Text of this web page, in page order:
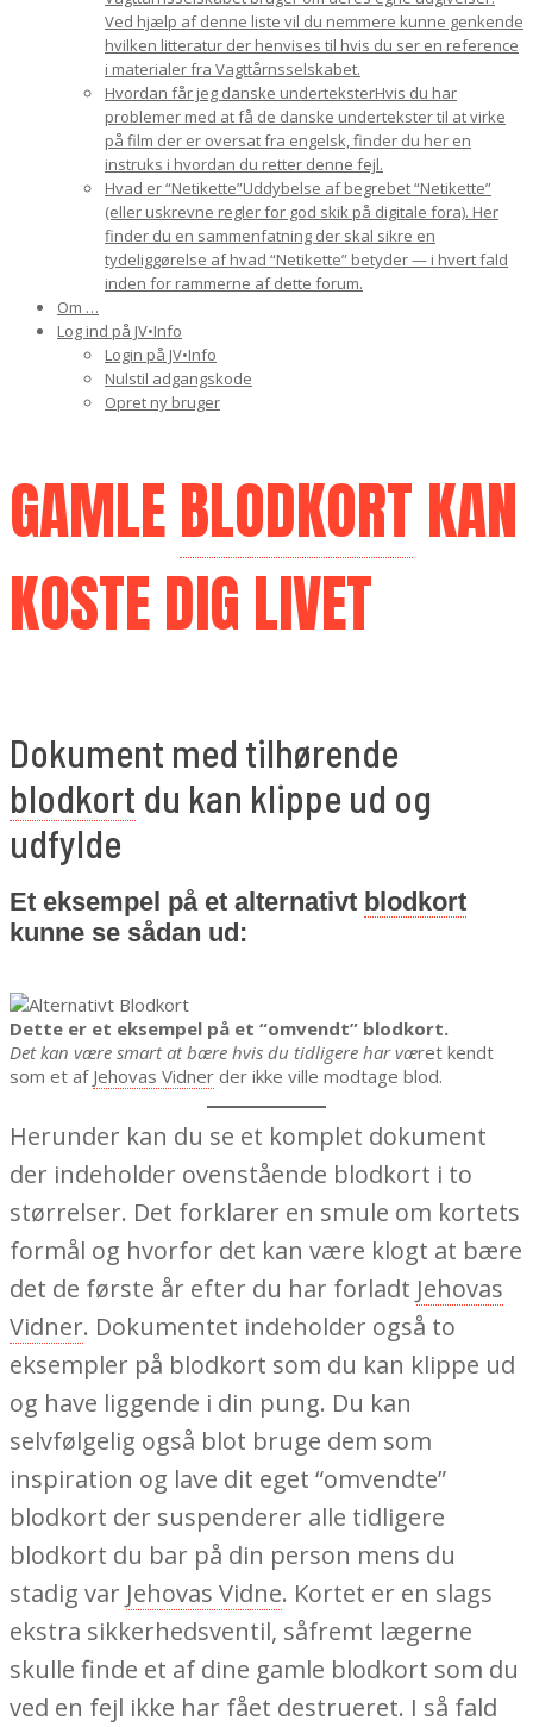
Ved hjælp af denne liste vil du nemmere kunne genkende
hvilken litteratur der henvises til hvis du ser en reference
i materialer fra Vagttårnsselskabet.
Hvordan får jeg danske underteksterHvis du har
problemer med at få de danske undertekster til at virke
på film der er oversat fra engelsk, finder du her en
instruks i hvordan du retter denne fejl.
Hvad er “Netikette”Uddybelse af begrebet “Netikette”
(eller uskrevne regler for god skik på digitale fora). Her
finder du en sammenfatning der skal sikre en
tydeliggørelse af hvad “Netikette” betyder — i hvert fald
inden for rammerne af dette forum.
Om …
Log ind på JV•Info
Login på JV•Info
Nulstil adgangskode
Opret ny bruger
GAMLEBLODKORTKAN
KOSTE DIG LIVET
Dokument med tilhørende
blodkort du kan klippe ud og
udfylde
Et eksempel på et alternativt blodkort
kunne se sådan ud:
Dette er et eksempel på et “omvendt” blodkort.
Det kan være smart at bære hvis du tidligere har været kendt
som et af Jehovas Vidner der ikke ville modtage blod.
Herunder kan du se et komplet dokument
der indeholder ovenstående blodkort i to
størrelser. Det forklarer en smule om kortets
formål og hvorfor det kan være klogt at bære
det de første år efter du har forladt Jehovas
Vidner. Dokumentet indeholder også to
eksempler på blodkort som du kan klippe ud
og have liggende i din pung. Du kan
selvfølgelig også blot bruge dem som
inspiration og lave dit eget “omvendte”
blodkort der suspenderer alle tidligere
blodkort du bar på din person mens du
stadig var Jehovas Vidne. Kortet er en slags
ekstra sikkerhedsventil, såfremt lægerne
skulle finde et af dine gamle blodkort som du
ved en fejl ikke har fået destrueret. I så fald